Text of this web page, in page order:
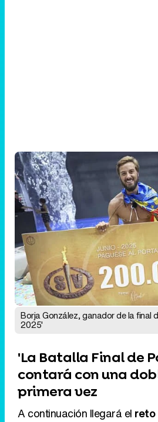
Borja González, ganador de la final
2025'
'La Batalla Final de
contará con una
primera vez
A continuación llegará el reto